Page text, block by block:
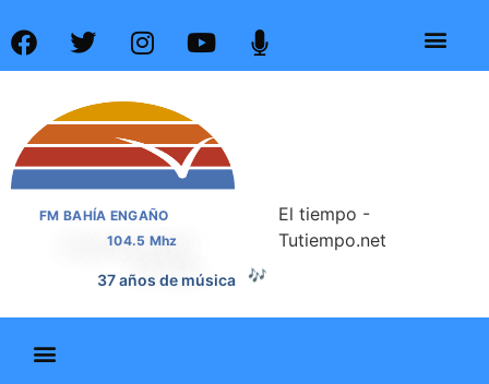
FM BAHÍA ENGAÑO
104.5 Mhz
37 años de música 🎶
El tiempo -
Tutiempo.net